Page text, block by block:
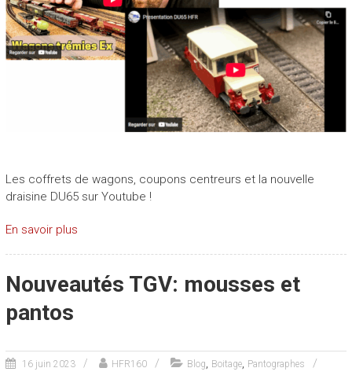
Les coffrets de wagons, coupons centreurs et la nouvelle
draisine DU65 sur Youtube !
En savoir plus
Nouveautés TGV: mousses et
pantos
16 juin 2023 HFR160 Blog, Boitage, Pantographes